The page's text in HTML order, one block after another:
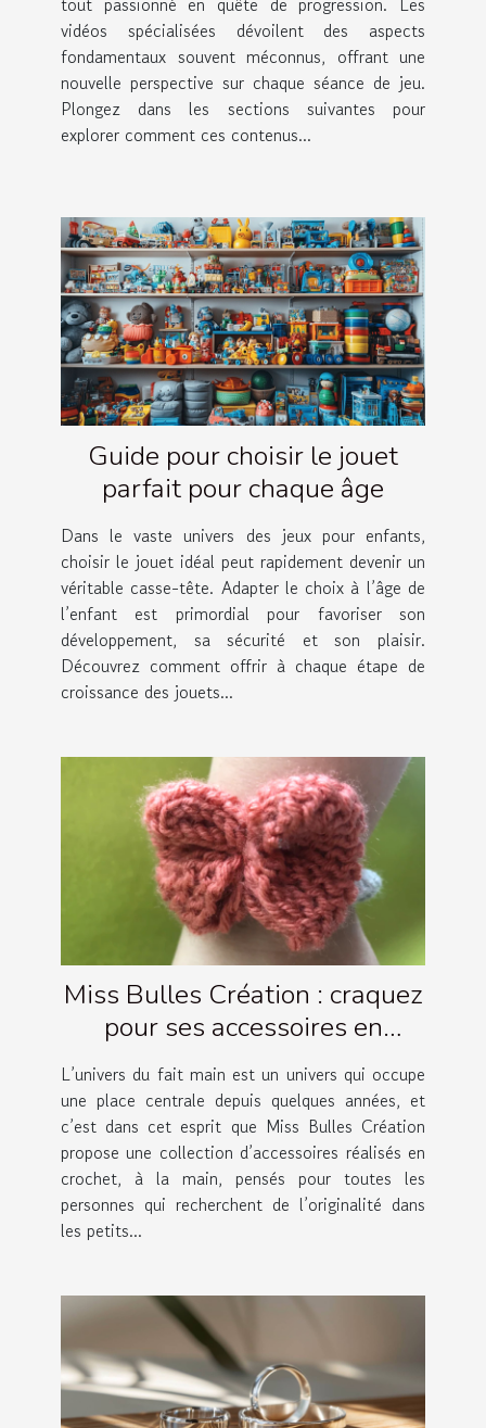
vidéos spécialisées dévoilent des aspects
fondamentaux souvent méconnus, offrant une
nouvelle perspective sur chaque séance de jeu.
Plongez dans les sections suivantes pour
explorer comment ces contenus...
Guide pour choisir le jouet
parfait pour chaque âge
Dans le vaste univers des jeux pour enfants,
choisir le jouet idéal peut rapidement devenir un
véritable casse-tête. Adapter le choix à l’âge de
l’enfant est primordial pour favoriser son
développement, sa sécurité et son plaisir.
Découvrez comment offrir à chaque étape de
croissance des jouets...
Miss Bulles Création : craquez
pour ses accessoires en
crochet artisanaux !
L’univers du fait main est un univers qui occupe
une place centrale depuis quelques années, et
c’est dans cet esprit que Miss Bulles Création
propose une collection d’accessoires réalisés en
crochet, à la main, pensés pour toutes les
personnes qui recherchent de l’originalité dans
les petits...